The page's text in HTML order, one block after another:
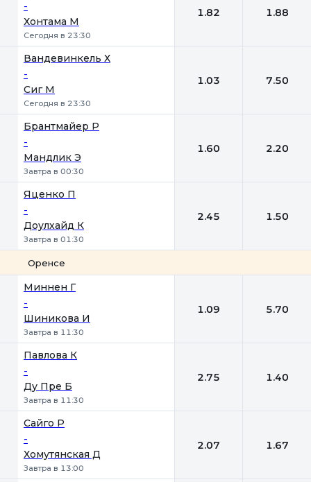
-
Хонтама М
Сегодня в 23:30
1.82 1.88
Вандевинкель Х
-
Сиг М
Сегодня в 23:30
1.03 7.50
Брантмайер Р
-
Мандлик Э
Завтра в 00:30
1.60 2.20
Яценко П
-
Доулхайд К
Завтра в 01:30
2.45 1.50
Оренсе
Миннен Г
-
Шиникова И
Завтра в 11:30
1.09 5.70
Павлова К
-
Ду Пре Б
Завтра в 11:30
2.75 1.40
Сайго Р
-
Хомутянская Д
Завтра в 13:00
2.07 1.67